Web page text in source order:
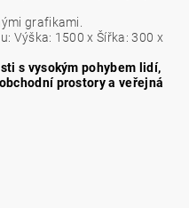
grafikami.
Výška: 1500 x Šířka: 300 x
s vysokým pohybem lidí,
prostory a veřejná